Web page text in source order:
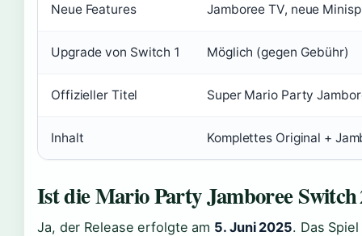
Neue Features Jamboree TV, neue
Upgrade von Switch 1 Möglich (gegen Gebühr)
Offizieller Titel Super Mario Party
Inhalt Komplettes Original +
Ist die Mario Party Jamboree
Ja, der Release erfolgte am 5. Juni 2025. Das